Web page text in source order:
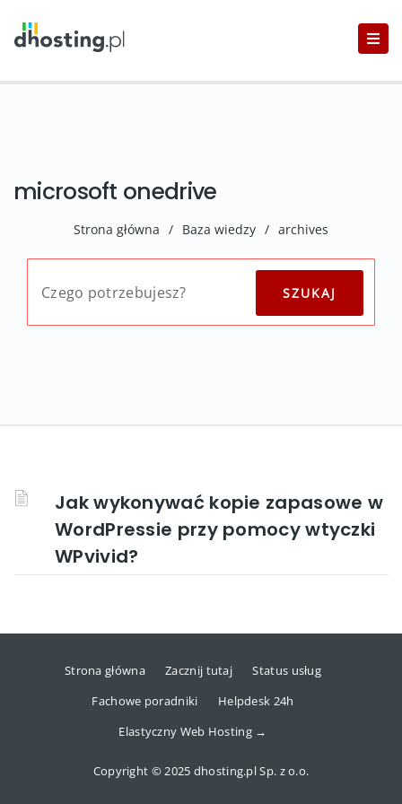
microsoft onedrive
Strona główna / Baza wiedzy / archives
Jak wykonywać kopie zapasowe w
WordPressie przy pomocy wtyczki
WPvivid?
Strona główna Zacznij tutaj
Status usług
Fachowe poradniki
Helpdesk 24h
Elastyczny Web Hosting →
Copyright © 2025 dhosting.pl Sp. z o.o.